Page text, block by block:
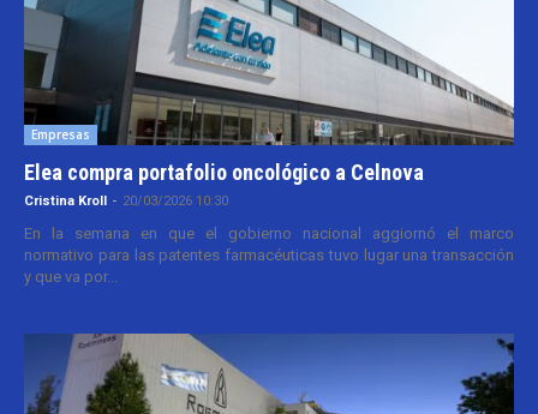
Empresas
Elea compra portafolio oncológico a Celnova
Cristina Kroll - 20/03/2026 10:30
En la semana en que el gobierno nacional aggiornó el marco
normativo para las patentes farmacéuticas tuvo lugar una transacción
y que va por...